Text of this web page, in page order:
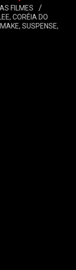
FILMES
, CORÉIA DO
, SUSPENSE,